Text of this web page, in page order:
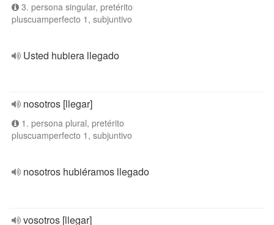
3. persona singular, pretérito
pluscuamperfecto 1, subjuntivo
Usted hubiera llegado
nosotros [llegar]
1. persona plural, pretérito
pluscuamperfecto 1, subjuntivo
nosotros hubiéramos llegado
vosotros [llegar]